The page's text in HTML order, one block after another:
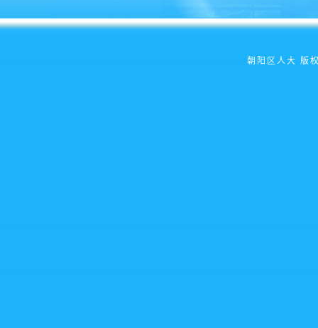
朝阳区人大 版